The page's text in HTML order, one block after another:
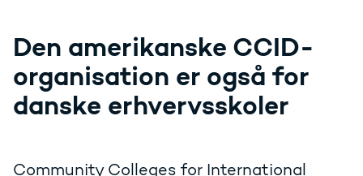
Den amerikanske CCID-
organisation er også for
danske erhvervsskoler
Community Colleges for International